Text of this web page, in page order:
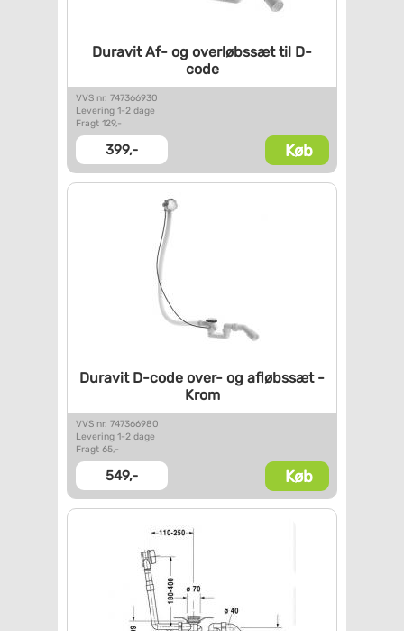
Duravit Af- og overløbssæt til D-
code
VVS nr. 747366930
Levering 1-2 dage
Fragt 129,-
399,- Køb
Duravit D-code over- og afløbssæt -
Krom
VVS nr. 747366980
Levering 1-2 dage
Fragt 65,-
549,- Køb